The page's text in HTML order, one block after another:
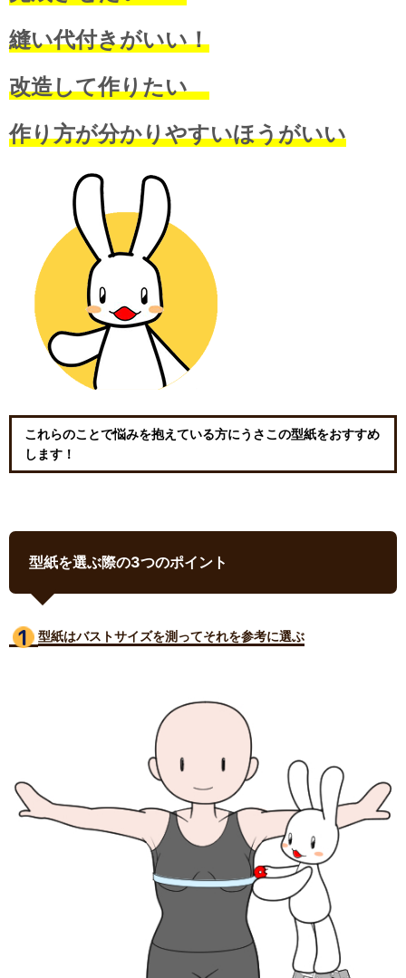
縫い代付きがいい！
改造して作りたい
作り方が分かりやすいほうがいい
これらのことで悩みを抱えている方にうさこの型紙をおすすめ
します！
型紙を選ぶ際の3つのポイント
型紙はバストサイズを測ってそれを参考に選ぶ